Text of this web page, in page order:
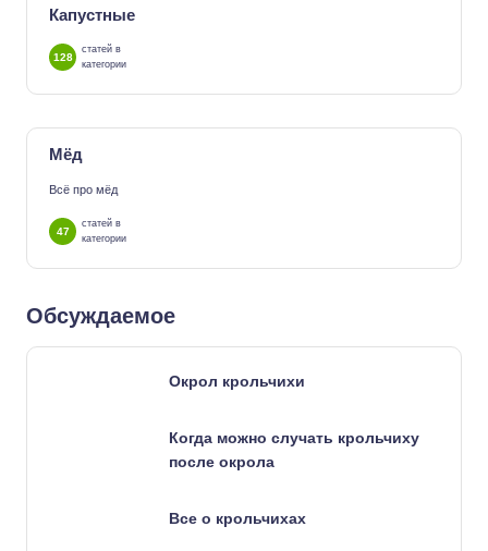
Капустные
128
статей в
категории
Мёд
Всё про мёд
47
статей в
категории
Обсуждаемое
Окрол крольчихи
Когда можно случать крольчиху
после окрола
Все о крольчихах